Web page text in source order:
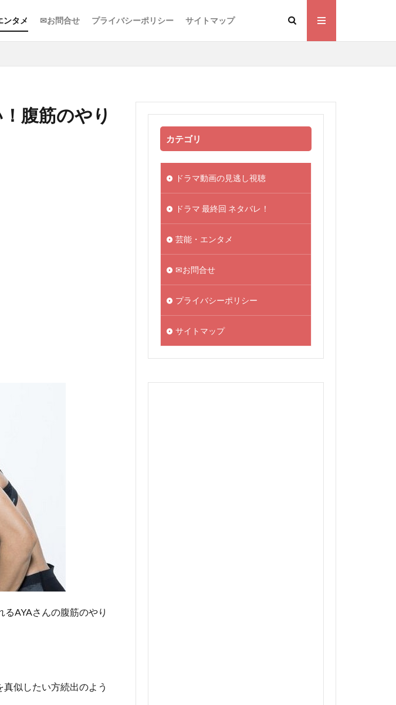
ンタメ ✉お問合せ プライバシーポリシー サイトマップ
腹筋のやり
AYAさんの腹筋のやり
似したい方続出のよう
カテゴリ
ドラマ動画の見逃し視聴
ドラマ 最終回 ネタバレ！
芸能・エンタメ
✉お問合せ
プライバシーポリシー
サイトマップ